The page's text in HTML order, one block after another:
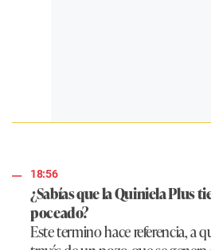
18:56
¿Sabías que la Quiniela Plus
poceado?
Este termino hace referencia, a